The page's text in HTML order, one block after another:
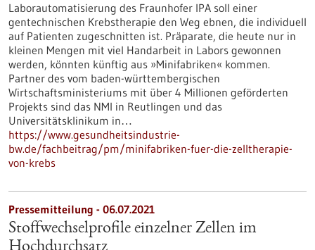
Laborautomatisierung des Fraunhofer IPA soll einer
gentechnischen Krebstherapie den Weg ebnen, die individuell
auf Patienten zugeschnitten ist. Präparate, die heute nur in
kleinen Mengen mit viel Handarbeit in Labors gewonnen
werden, könnten künftig aus »Minifabriken« kommen.
Partner des vom baden-württembergischen
Wirtschaftsministeriums mit über 4 Millionen geförderten
Projekts sind das NMI in Reutlingen und das
Universitätsklinikum in…
https://www.gesundheitsindustrie-
bw.de/fachbeitrag/pm/minifabriken-fuer-die-zelltherapie-
von-krebs
Pressemitteilung - 06.07.2021
Stoffwechselprofile einzelner Zellen im